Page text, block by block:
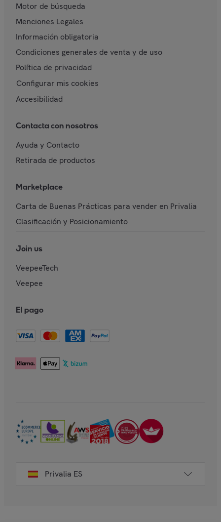
Motor de búsqueda
Menciones Legales
Información obligatoria
Condiciones generales de venta y de uso
Política de privacidad
Configurar mis cookies
Accesibilidad
Contacta con nosotros
Ayuda y Contacto
Retirada de productos
Marketplace
Carta de Buenas Prácticas para vender en Privalia
Clasificación y Posicionamiento
Join us
VeepeeTech
Veepee
El pago
Privalia ES